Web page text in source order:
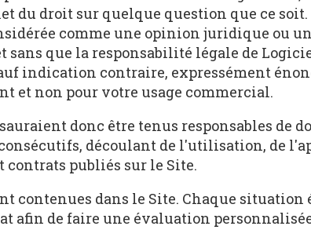
du droit sur quelque question que ce
comme une opinion juridique ou
que la responsabilité légale de
indication contraire, expressément
et non pour votre usage commercial.
donc être tenus responsables de
découlant de l'utilisation, de
publiés sur le Site.
contenues dans le Site. Chaque
de faire une évaluation